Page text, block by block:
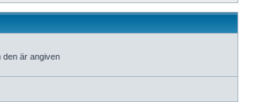
den är angiven